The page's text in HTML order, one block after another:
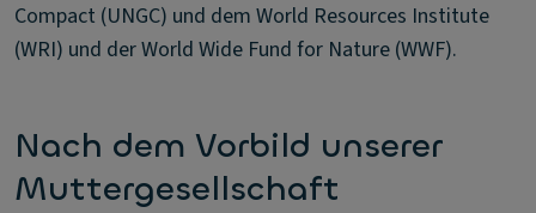
Compact (UNGC) und dem World Resources Institute
(WRI) und der World Wide Fund for Nature (WWF).
Nach dem Vorbild unserer
Muttergesellschaft